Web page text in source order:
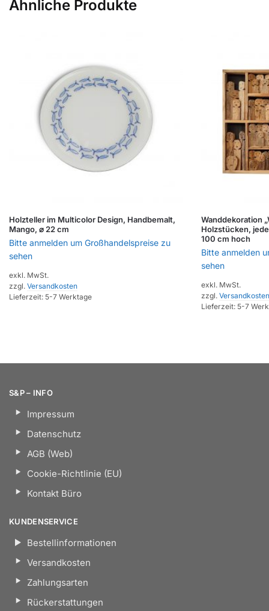
Ähnliche Produkte
Holzteller im Multicolor Design, Handbemalt,
Mango, ⌀ 22 cm
Bitte anmelden um Großhandelspreise zu
sehen
exkl. MwSt.
zzgl. Versandkosten
Lieferzeit: 5-7 Werktage
Wanddekoration
Holzstücken,
100 cm hoch
Bitte anmelden
sehen
exkl. MwSt.
zzgl. Versandkosten
Lieferzeit: 5-7
S&P – INFO
Impressum
Datenschutz
AGB (Web)
Cookie-Richtlinie (EU)
Kontakt Büro
KUNDENSERVICE
Bestellinformationen
Versandkosten
Zahlungsarten
Rückerstattungen